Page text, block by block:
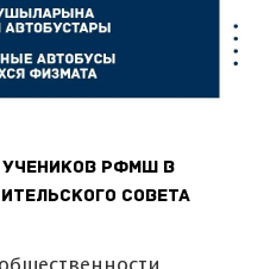
РФМШ в
совета